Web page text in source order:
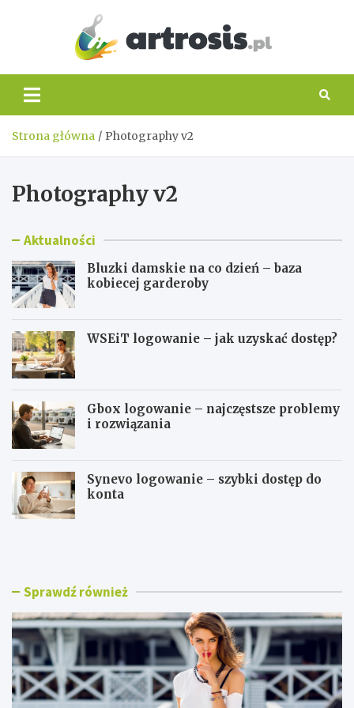
Strona główna Photography v2
Photography v2
Aktualności
Bluzki damskie na co dzień – baza
kobiecej garderoby
WSEiT logowanie – jak uzyskać dostęp?
Gbox logowanie – najczęstsze problemy
i rozwiązania
Synevo logowanie – szybki dostęp do
konta
B
i
a
m
s
k
i
e
W
l
g
o
w
a
n
i
Sprawdź również